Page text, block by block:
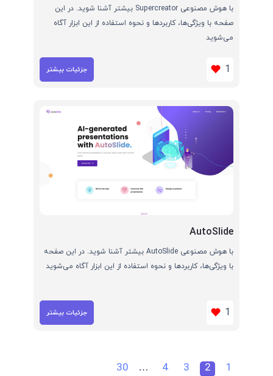
با هوش مصنوعی Supercreator بیشتر آشنا شوید. در این
صفحه با ویژگی‌ها، کاربردها و نحوه استفاده از این ابزار آگاه
می‌شوید
1 جزئیات بیشتر
AutoSlide
با هوش مصنوعی AutoSlide بیشتر آشنا شوید. در این صفحه
با ویژگی‌ها، کاربردها و نحوه استفاده از این ابزار آگاه می‌شوید
1 جزئیات بیشتر
1
2
3
4
…
30